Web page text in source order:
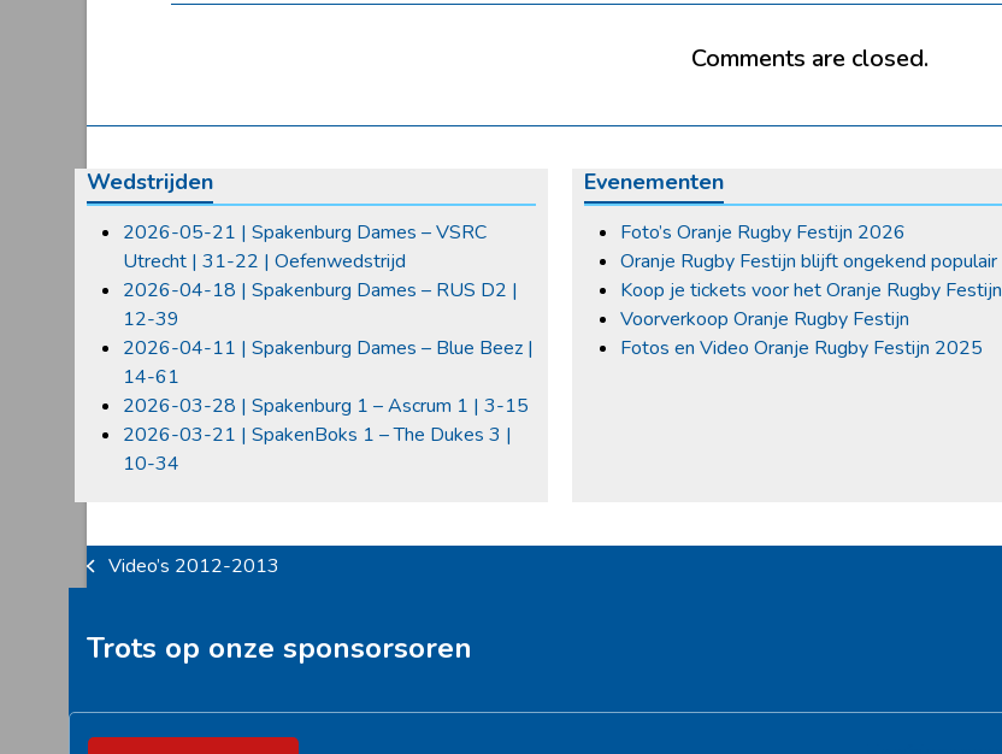
Comments are closed.
Wedstrijden
2026-05-21 | Spakenburg Dames – VSRC
Utrecht | 31-22 | Oefenwedstrijd
2026-04-18 | Spakenburg Dames – RUS D2 |
12-39
2026-04-11 | Spakenburg Dames – Blue Beez |
14-61
2026-03-28 | Spakenburg 1 – Ascrum 1 | 3-15
2026-03-21 | SpakenBoks 1 – The Dukes 3 |
10-34
Evenementen
Foto’s Oranje Rugby Festijn 2026
Oranje Rugby Festijn blijft ongekend populair
Koop je tickets voor het Oranje Rugby Festijn
Voorverkoop Oranje Rugby Festijn
Fotos en Video Oranje Rugby Festijn 2025
previous
Video’s 2012-2013
Trots op onze sponsorsoren